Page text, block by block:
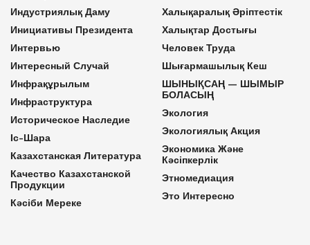
Индустриялық Даму
Инициативы Президента
Интервью
Интересный Случай
Инфрақұрылым
Инфраструктура
Историческое Наследие
Іс-Шара
Казахстанская Литература
Качество Казахстанской
Продукции
Кәсіби Мереке
Халықаралық Әріптестік
Халықтар Достығы
Человек Труда
Шығармашылық Кеш
ШЫНЫҚСАҢ — ШЫМЫР
БОЛАСЫҢ
Экология
Экологиялық Акция
Экономика Және
Кәсіпкерлік
Этномедиация
Это Интересно